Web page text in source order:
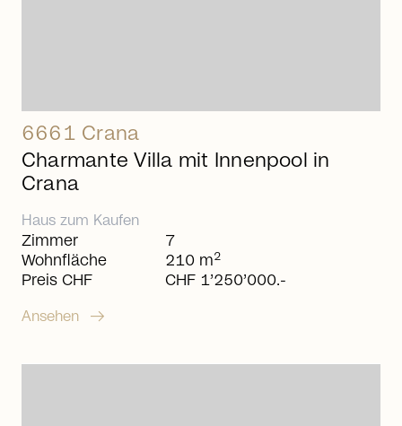
6661 Crana
Charmante Villa mit Innenpool in
Crana
Haus zum Kaufen
Zimmer
Wohnfläche
Preis CHF
7
210 m2
CHF 1’250’000.-
Ansehen arrow_right_alt